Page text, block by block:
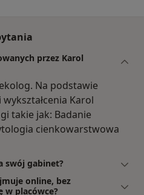
przez Karol
Na podstawie
Karol
takie jak: Badanie
cienkowarstwowa
swój gabinet?
online, bez
w placówce?